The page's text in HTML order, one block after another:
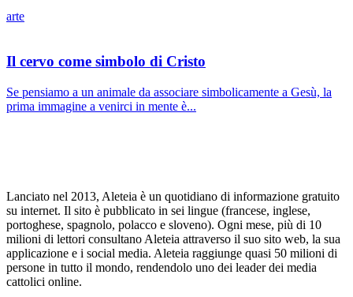
arte
Il cervo come simbolo di Cristo
Se pensiamo a un animale da associare simbolicamente a Gesù, la
prima immagine a venirci in mente è...
Lanciato nel 2013, Aleteia è un quotidiano di informazione gratuito
su internet. Il sito è pubblicato in sei lingue (francese, inglese,
portoghese, spagnolo, polacco e sloveno). Ogni mese, più di 10
milioni di lettori consultano Aleteia attraverso il suo sito web, la sua
applicazione e i social media. Aleteia raggiunge quasi 50 milioni di
persone in tutto il mondo, rendendolo uno dei leader dei media
cattolici online.